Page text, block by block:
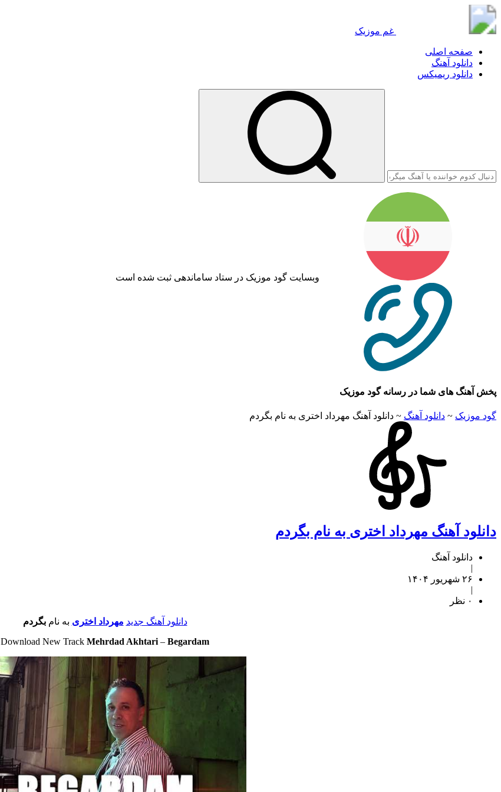
غم موزیک
صفحه اصلی
دانلود آهنگ
دانلود ریمیکس
وبسایت گود موزیک در ستاد ساماندهی ثبت شده است
پخش آهنگ های شما در رسانه گود موزیک
گود موزیک ~ دانلود آهنگ ~ دانلود آهنگ مهرداد اختری به نام بگردم
دانلود آهنگ مهرداد اختری به نام بگردم
دانلود آهنگ
|
۲۶ شهریور ۱۴۰۴
|
۰ نظر
دانلود آهنگ جدید مهرداد اختری به نامبگردم
Download New Track Mehrdad Akhtari – Begardam